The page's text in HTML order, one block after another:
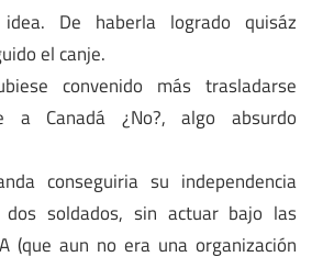
De haberla logrado quisáz
el canje.
convenido más trasladarse
a Canadá ¿No?, algo absurdo
conseguiria su independencia
soldados, sin actuar bajo las
(que aun no era una organización